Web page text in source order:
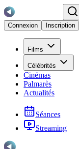
Connexion
Inscription
Films
Célébrités
Cinémas
Palmarès
Actualités
Séances
Streaming